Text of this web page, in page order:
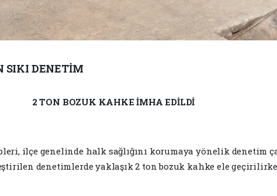
SIKI DENETİM
2 TON BOZUK KAHKE İMHA EDİLDİ
ilçe genelinde halk sağlığını korumaya yönelik denetim
denetimlerde yaklaşık 2 ton bozuk kahke ele